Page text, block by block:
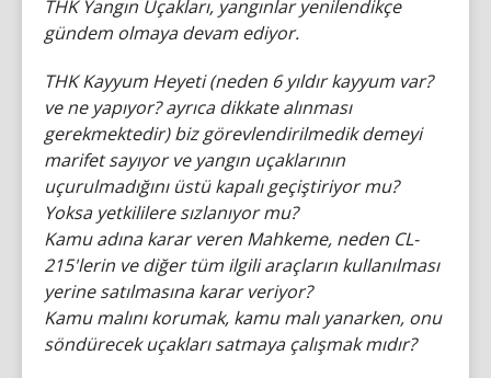
THK Yangın Uçakları, yangınlar yenilendikçe
gündem olmaya devam ediyor.
THK Kayyum Heyeti (neden 6 yıldır kayyum var?
ve ne yapıyor? ayrıca dikkate alınması
gerekmektedir) biz görevlendirilmedik demeyi
marifet sayıyor ve yangın uçaklarının
uçurulmadığını üstü kapalı geçiştiriyor mu?
Yoksa yetkililere sızlanıyor mu?
Kamu adına karar veren Mahkeme, neden CL-
215'lerin ve diğer tüm ilgili araçların kullanılması
yerine satılmasına karar veriyor?
Kamu malını korumak, kamu malı yanarken, onu
söndürecek uçakları satmaya çalışmak mıdır?